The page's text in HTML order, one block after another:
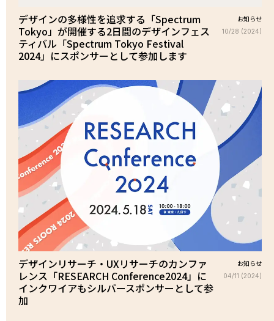
デザインの多様性を追求する「Spectrum
Tokyo」が開催する2日間のデザインフェス
ティバル「Spectrum Tokyo Festival
2024」にスポンサーとして参加します
お知らせ
10/28 (2024)
デザインリサーチ・UXリサーチのカンファ
レンス「RESEARCH Conference2024」に
インクワイアもシルバースポンサーとして参
加
お知らせ
04/11 (2024)